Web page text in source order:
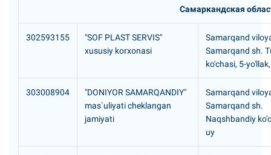
Самаркандская
302593155
"SOF PLAST SERVIS"
xususiy korxonasi
Samarqand
Samarqand sh.
ko'chasi, 5-
303008904
"DONIYOR SAMARQANDIY"
mas`uliyati cheklangan
jamiyati
Samarqand
Samarqand sh.
Naqshbandiy
uy